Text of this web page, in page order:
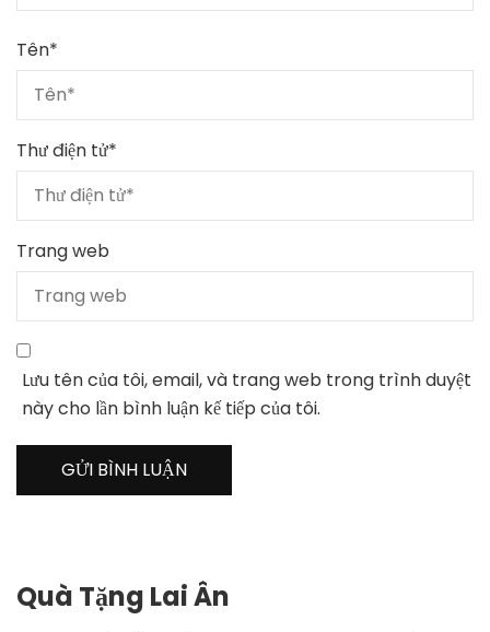
Tên*
Thư điện tử*
Trang web
Lưu tên của tôi, email, và trang web trong trình duyệt
này cho lần bình luận kế tiếp của tôi.
Quà Tặng Lai Ân